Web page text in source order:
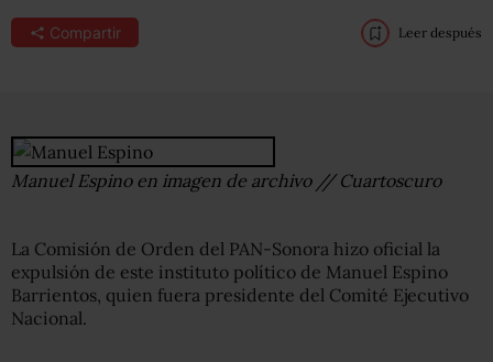
Compartir Leer después
Manuel Espino en imagen de archivo // Cuartoscuro
La Comisión de Orden del PAN-Sonora hizo oficial la
expulsión de este instituto político de Manuel Espino
Barrientos, quien fuera presidente del Comité Ejecutivo
Nacional.